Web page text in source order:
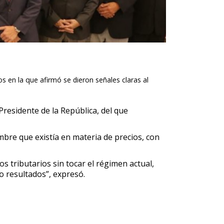
en la que afirmó se dieron señales claras al
de la República, del que
que existía en materia de precios, con
tributarios sin tocar el régimen actual,
resultados”, expresó.